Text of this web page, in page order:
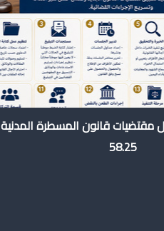
مقتضيات قانون المسطرة
58.25